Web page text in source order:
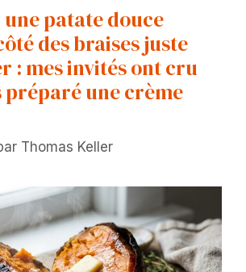
une patate douce
des braises juste
: mes invités ont cru
préparé une crème
Thomas Keller